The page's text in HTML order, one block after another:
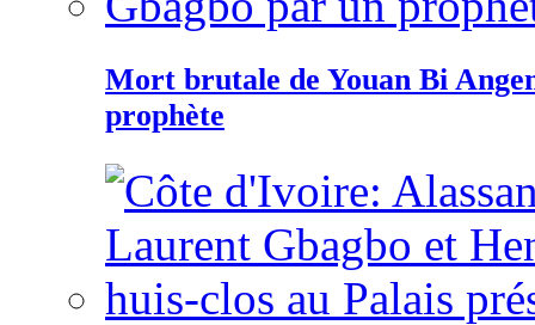
Mort brutale de Youan Bi
prophète